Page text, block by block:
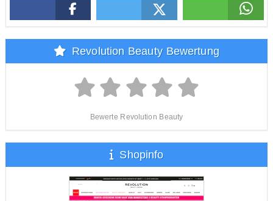
Revolution Beauty Bewertung
Bewerte Revolution Beauty
Shopinfo